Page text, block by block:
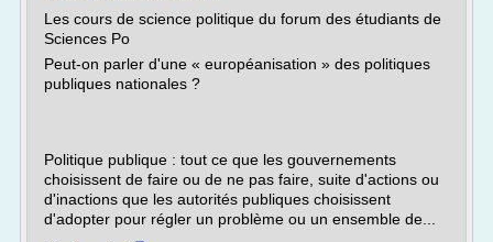
Les cours de science politique du forum des étudiants de
Sciences Po
Peut-on parler d'une « européanisation » des politiques
publiques nationales ?
Politique publique : tout ce que les gouvernements
choisissent de faire ou de ne pas faire, suite d'actions ou
d'inactions que les autorités publiques choisissent
d'adopter pour régler un problème ou un ensemble de...